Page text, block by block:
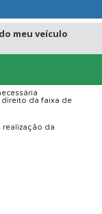
meu veículo
da faixa de
realização da